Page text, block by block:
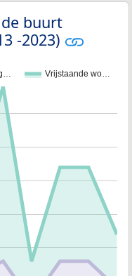
buurt
-2023)
Vrijstaande wo…